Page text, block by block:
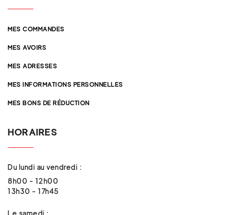
MES COMMANDES
MES AVOIRS
MES ADRESSES
MES INFORMATIONS PERSONNELLES
MES BONS DE RÉDUCTION
HORAIRES
Du lundi au vendredi :
8h00 - 12h00
13h30 - 17h45